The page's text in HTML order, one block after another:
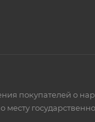
покупателей о